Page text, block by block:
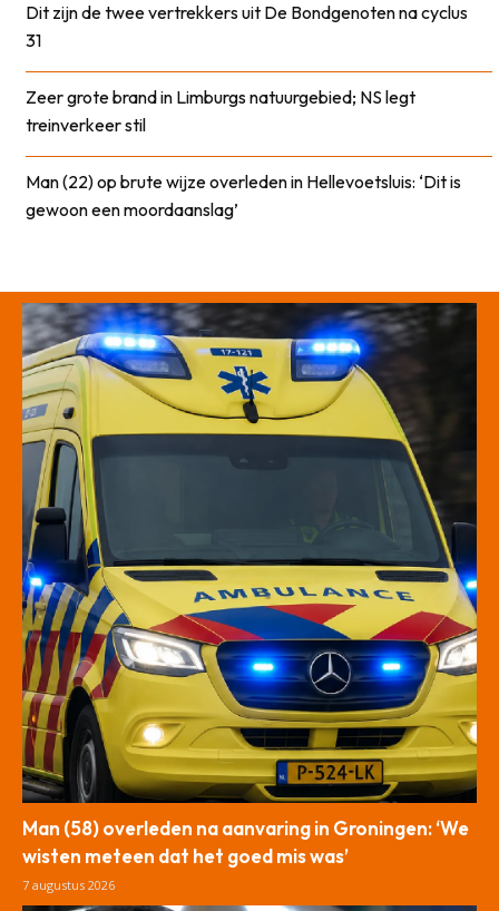
Dit zijn de twee vertrekkers uit De Bondgenoten na cyclus
31
Zeer grote brand in Limburgs natuurgebied; NS legt
treinverkeer stil
Man (22) op brute wijze overleden in Hellevoetsluis: ‘Dit is
gewoon een moordaanslag’
Man (58) overleden na aanvaring in Groningen: ‘We
wisten meteen dat het goed mis was’
7 augustus 2026